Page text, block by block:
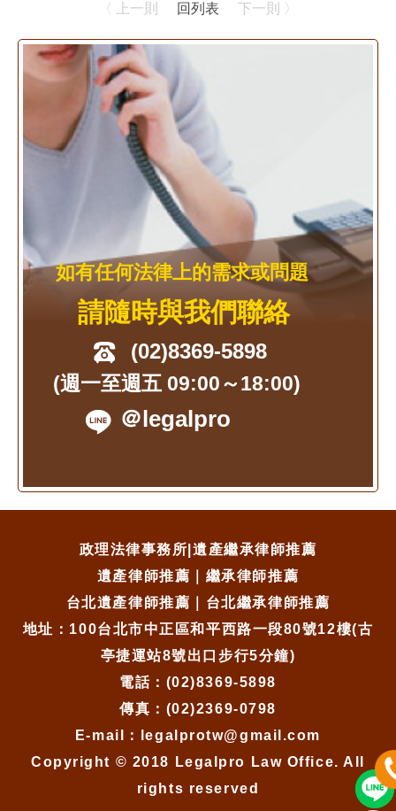
〈 上一則 回列表 下一則 〉
如有任何法律上的需求或問題
請隨時與我們聯絡
(02)8369-5898
(週一至週五 09:00～18:00)
＠legalpro
政理法律事務所|遺產繼承律師推薦
遺產律師推薦｜繼承律師推薦
台北遺產律師推薦｜台北繼承律師推薦
地址：100台北市中正區和平西路一段80號12樓(古
亭捷運站8號出口步行5分鐘)
電話：(02)8369-5898
傳真：(02)2369-0798
E-mail：legalprotw@gmail.com
Copyright © 2018 Legalpro Law Office. All
rights reserved